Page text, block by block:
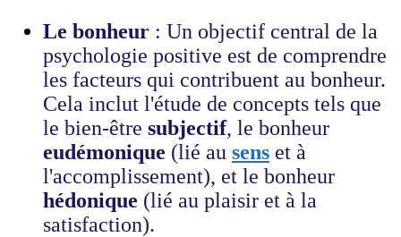
Le bonheur : Un objectif central de la
psychologie positive est de comprendre
les facteurs qui contribuent au bonheur.
Cela inclut l'étude de concepts tels que
le bien-être subjectif, le bonheur
eudémonique (lié au sens et à
l'accomplissement), et le bonheur
hédonique (lié au plaisir et à la
satisfaction).